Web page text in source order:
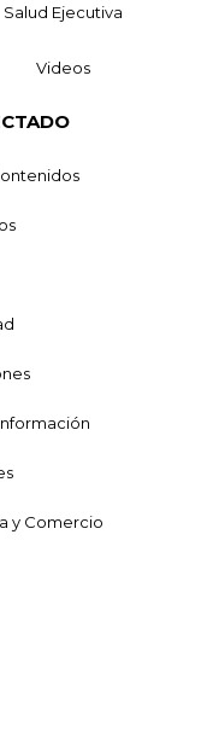
Salud Ejecutiva
Videos
y Comercio